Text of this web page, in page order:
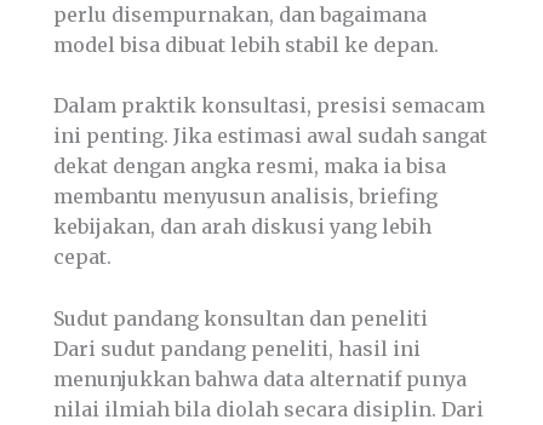
perlu disempurnakan, dan bagaimana
model bisa dibuat lebih stabil ke depan.
Dalam praktik konsultasi, presisi semacam
ini penting. Jika estimasi awal sudah sangat
dekat dengan angka resmi, maka ia bisa
membantu menyusun analisis, briefing
kebijakan, dan arah diskusi yang lebih
cepat.
Sudut pandang konsultan dan peneliti
Dari sudut pandang peneliti, hasil ini
menunjukkan bahwa data alternatif punya
nilai ilmiah bila diolah secara disiplin. Dari